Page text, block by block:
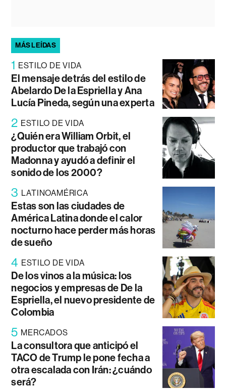
MÁS LEÍDAS
1 ESTILO DE VIDA
El mensaje detrás del estilo de
Abelardo De la Espriella y Ana
Lucía Pineda, según una experta
2 ESTILO DE VIDA
¿Quién era William Orbit, el
productor que trabajó con
Madonna y ayudó a definir el
sonido de los 2000?
3 LATINOAMÉRICA
Estas son las ciudades de
América Latina donde el calor
nocturno hace perder más horas
de sueño
4 ESTILO DE VIDA
De los vinos a la música: los
negocios y empresas de De la
Espriella, el nuevo presidente de
Colombia
5 MERCADOS
La consultora que anticipó el
TACO de Trump le pone fecha a
otra escalada con Irán: ¿cuándo
será?